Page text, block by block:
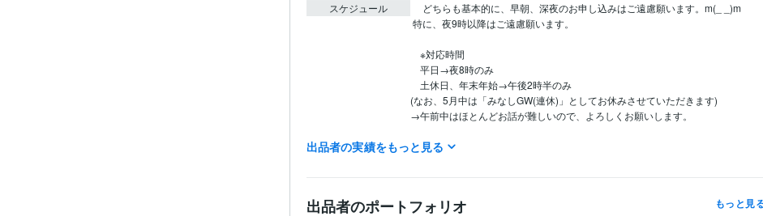
スケジュール
※対応時間
平日→夜8時のみ
土休日、年末年始→午後2時半のみ
(なお、5月中は「みなしGW(連休)」としてお休みさせていただきます)
→午前中はほとんどお話が難しいので、よろしくお願いします。
※チャット(文面)は100文字までとします。
原則「1日1件」です。
出品者の実績をもっと見る
出品者のポートフォリオ もっと見